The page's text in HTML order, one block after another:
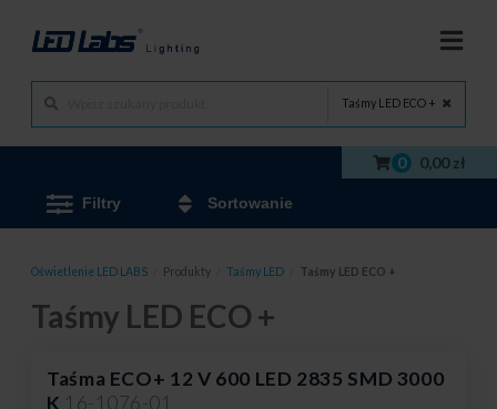
Taśmy LED ECO +
0 0,00 zł
Filtry Sortowanie
Oświetlenie LED LABS Produkty Taśmy LED Taśmy LED ECO +
Taśmy LED ECO +
Taśma ECO+ 12 V 600 LED 2835 SMD 3000
K 16-1076-01